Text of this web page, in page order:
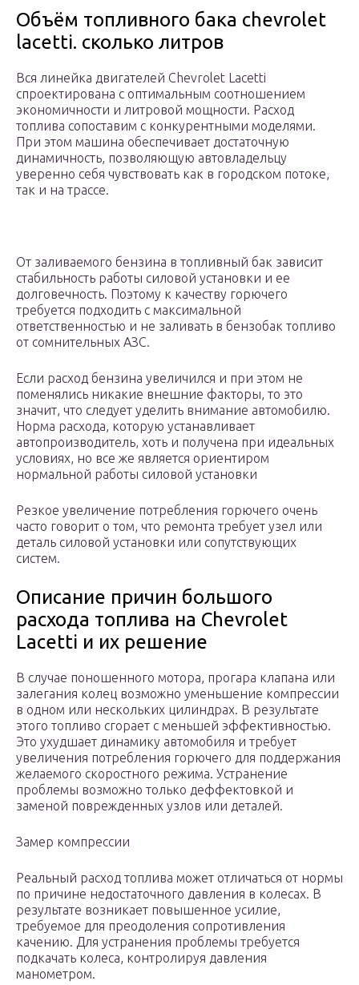
Объём топливного бака chevrolet
lacetti. сколько литров
Вся линейка двигателей Chevrolet Lacetti
спроектирована с оптимальным соотношением
экономичности и литровой мощности. Расход
топлива сопоставим с конкурентными моделями.
При этом машина обеспечивает достаточную
динамичность, позволяющую автовладельцу
уверенно себя чувствовать как в городском потоке,
так и на трассе.
От заливаемого бензина в топливный бак зависит
стабильность работы силовой установки и ее
долговечность. Поэтому к качеству горючего
требуется подходить с максимальной
ответственностью и не заливать в бензобак топливо
от сомнительных АЗС.
Если расход бензина увеличился и при этом не
поменялись никакие внешние факторы, то это
значит, что следует уделить внимание автомобилю.
Норма расхода, которую устанавливает
автопроизводитель, хоть и получена при идеальных
условиях, но все же является ориентиром
нормальной работы силовой установки
Резкое увеличение потребления горючего очень
часто говорит о том, что ремонта требует узел или
деталь силовой установки или сопутствующих
систем.
Описание причин большого
расхода топлива на Chevrolet
Lacetti и их решение
В случае поношенного мотора, прогара клапана или
залегания колец возможно уменьшение компрессии
в одном или нескольких цилиндрах. В результате
этого топливо сгорает с меньшей эффективностью.
Это ухудшает динамику автомобиля и требует
увеличения потребления горючего для поддержания
желаемого скоростного режима. Устранение
проблемы возможно только деффектовкой и
заменой поврежденных узлов или деталей.
Замер компрессии
Реальный расход топлива может отличаться от нормы
по причине недостаточного давления в колесах. В
результате возникает повышенное усилие,
требуемое для преодоления сопротивления
качению. Для устранения проблемы требуется
подкачать колеса, контролируя давления
манометром.